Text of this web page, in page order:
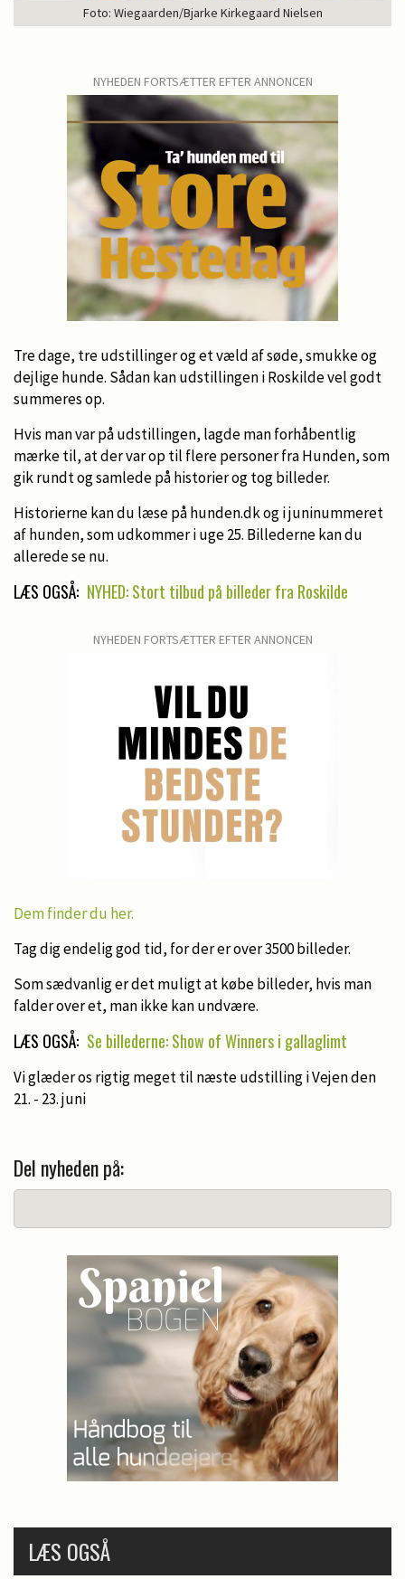
Foto: Wiegaarden/Bjarke Kirkegaard Nielsen
NYHEDEN FORTSÆTTER EFTER ANNONCEN
Tre dage, tre udstillinger og et væld af søde, smukke og
dejlige hunde. Sådan kan udstillingen i Roskilde vel godt
summeres op.
Hvis man var på udstillingen, lagde man forhåbentlig
mærke til, at der var op til flere personer fra Hunden, som
gik rundt og samlede på historier og tog billeder.
Historierne kan du læse på hunden.dk og i juninummeret
af hunden, som udkommer i uge 25. Billederne kan du
allerede se nu.
LÆS OGSÅ: NYHED: Stort tilbud på billeder fra Roskilde
NYHEDEN FORTSÆTTER EFTER ANNONCEN
Dem finder du her.
Tag dig endelig god tid, for der er over 3500 billeder.
Som sædvanlig er det muligt at købe billeder, hvis man
falder over et, man ikke kan undvære.
LÆS OGSÅ: Se billederne: Show of Winners i gallaglimt
Vi glæder os rigtig meget til næste udstilling i Vejen den
21. - 23. juni
Del nyheden på:
LÆS OGSÅ